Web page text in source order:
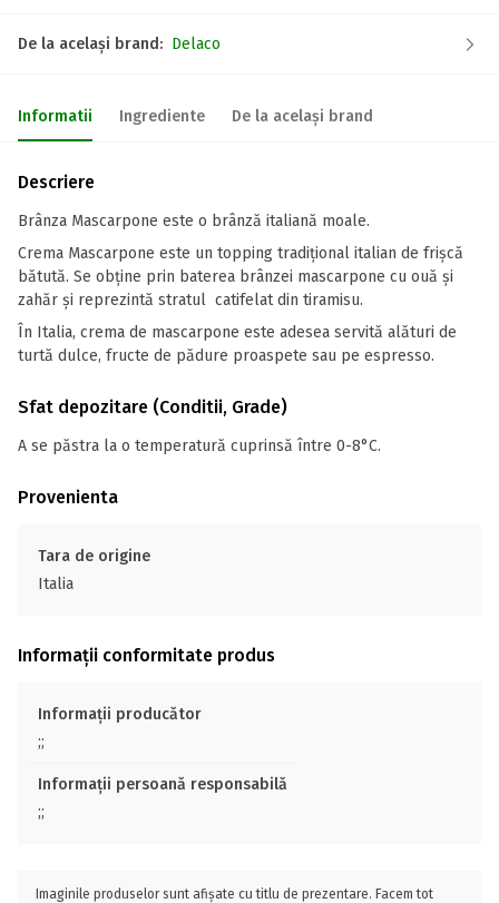
De la același brand: Delaco
Informatii Ingrediente De la același brand
Descriere
Brânza Mascarpone este o brânză italiană moale.
Crema Mascarpone este un topping tradițional italian de frișcă
bătută. Se obține prin baterea brânzei mascarpone cu ouă și
zahăr și reprezintă stratul catifelat din tiramisu.
În Italia, crema de mascarpone este adesea servită alături de
turtă dulce, fructe de pădure proaspete sau pe espresso.
Sfat depozitare (Conditii, Grade)
A se păstra la o temperatură cuprinsă între 0-8°C.
Provenienta
Tara de origine
Italia
Informații conformitate produs
Informații producător
;;
Informații persoană responsabilă
;;
Imaginile produselor sunt afișate cu titlu de prezentare. Facem tot